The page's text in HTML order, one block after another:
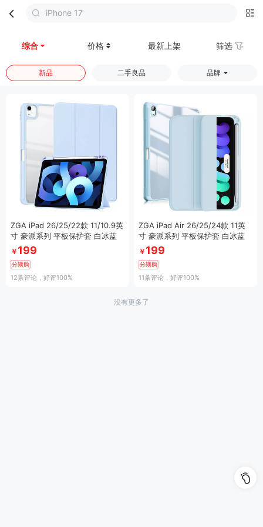
iPhone 17
综合 价格 最新上架 筛选
新品 二手良品 品牌
ZGA iPad 26/25/22款 11/10.9英
寸 豪派系列 平板保护套 白冰蓝
￥ 199
分期购
12条评论 ，好评100%
ZGA iPad Air 26/25/24款 11英
寸 豪派系列 平板保护套 白冰蓝
￥ 199
分期购
11条评论 ，好评100%
没有更多了